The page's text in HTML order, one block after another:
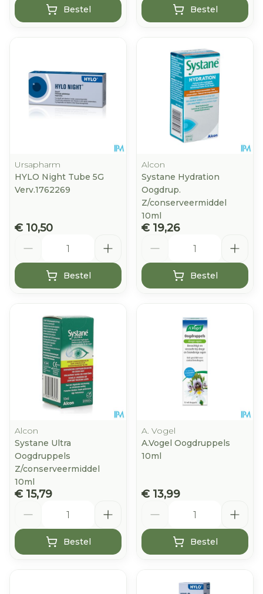
Bestel Bestel
Ursapharm
HYLO Night Tube 5G
Verv.1762269
€ 10,50
Bestel
Alcon
Systane Hydration
Oogdrup.
Z/conserveermiddel
10ml
€ 19,26
Bestel
Alcon
Systane Ultra
Oogdruppels
Z/conserveermiddel
10ml
€ 15,79
Bestel
A. Vogel
A.Vogel Oogdruppels
10ml
€ 13,99
Bestel